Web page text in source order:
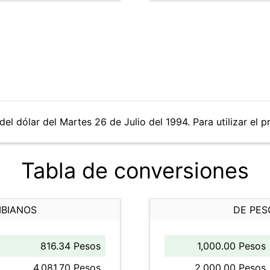
dólar del Martes 26 de Julio del 1994. Para utilizar el
Tabla de conversiones
816.34 Pesos
4,081.70 Pesos
DE
1,000.00 Pesos
2,000.00 Pesos